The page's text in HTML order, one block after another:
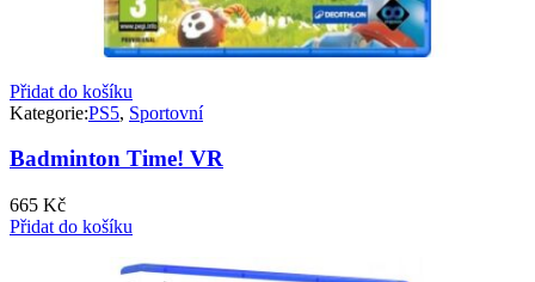
Přidat do košíku
Kategorie:PS5, Sportovní
Badminton Time! VR
665 Kč
Přidat do košíku